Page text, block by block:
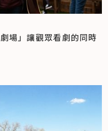
場」讓觀眾看劇的同時